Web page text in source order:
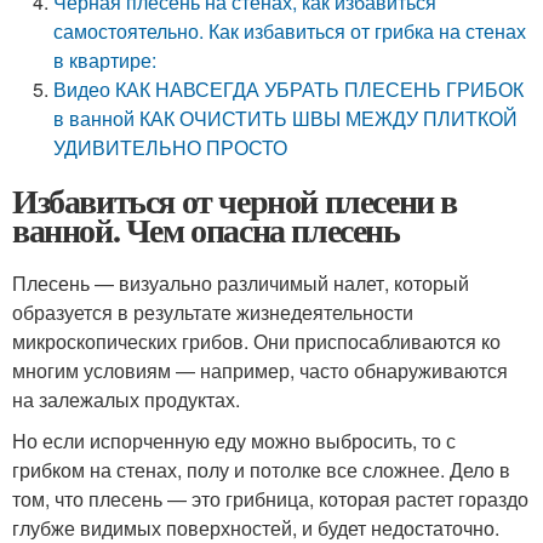
самостоятельно. Как избавиться от грибка на стенах
в квартире:
Видео КАК НАВСЕГДА УБРАТЬ ПЛЕСЕНЬ ГРИБОК
в ванной КАК ОЧИСТИТЬ ШВЫ МЕЖДУ ПЛИТКОЙ
УДИВИТЕЛЬНО ПРОСТО
Избавиться от черной плесени в
ванной. Чем опасна плесень
Плесень — визуально различимый налет, который
образуется в результате жизнедеятельности
микроскопических грибов. Они приспосабливаются ко
многим условиям — например, часто обнаруживаются
на залежалых продуктах.
Но если испорченную еду можно выбросить, то с
грибком на стенах, полу и потолке все сложнее. Дело в
том, что плесень — это грибница, которая растет гораздо
глубже видимых поверхностей, и будет недостаточно.